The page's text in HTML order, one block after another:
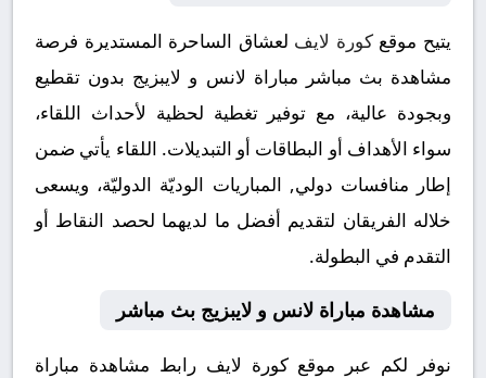
يتيح موقعكورة لايف لعشاق الساحرة المستديرة فرصة
مشاهدة بث مباشر مباراة لانس و لايبزيج بدون تقطيع
وبجودة عالية، مع توفير تغطية لحظية لأحداث اللقاء،
سواء الأهداف أو البطاقات أو التبديلات. اللقاء يأتي ضمن
إطار منافسات دولي, المباريات الوديّة الدوليّة، ويسعى
خلاله الفريقان لتقديم أفضل ما لديهما لحصد النقاط أو
التقدم في البطولة.
مشاهدة مباراة لانس و لايبزيج بث مباشر
نوفر لكم عبر موقع كورة لايف رابط مشاهدة مباراة